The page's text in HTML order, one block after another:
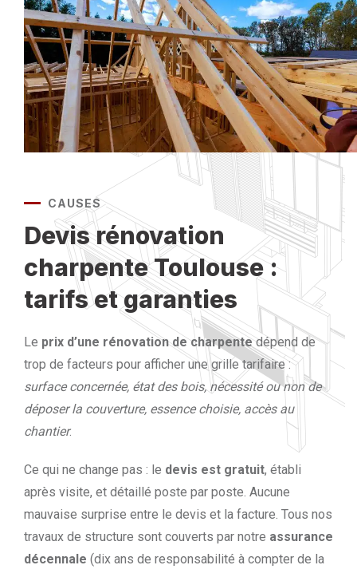
CAUSES
Devis rénovation
charpente Toulouse :
tarifs et garanties
Le prix d’une rénovation de charpentedépend de
trop de facteurs pour afficher une grille tarifaire :
surface concernée, état des bois, nécessité ou non de
déposer la couverture, essence choisie, accès au
chantier.
Ce qui ne change pas : le devis est gratuit, établi
après visite, et détaillé poste par poste. Aucune
mauvaise surprise entre le devis et la facture. Tous nos
travaux de structure sont couverts par notre assurance
décennale (dix ans de responsabilité à compter de la